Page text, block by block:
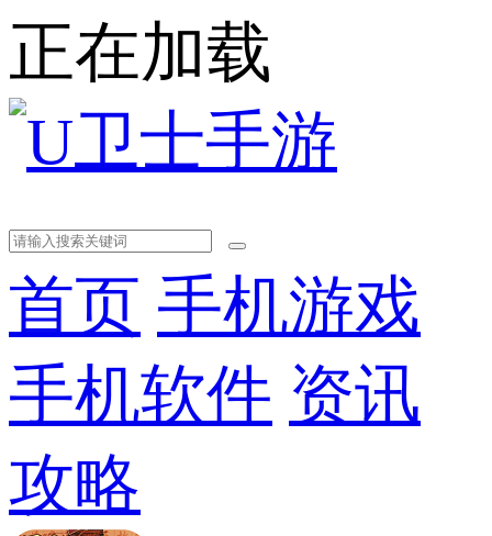
正在加载
首页 手机游戏
手机软件 资讯
攻略